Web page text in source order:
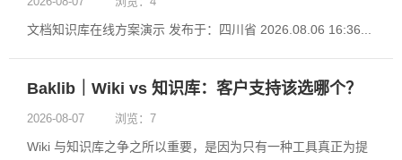
文档知识库在线方案演示 发布于：四川省 2026.08.06 16:36...
Baklib｜Wiki vs 知识库：客户支持该选哪个？
2026-08-07 浏览：7
Wiki 与知识库之争之所以重要，是因为只有一种工具真正为提